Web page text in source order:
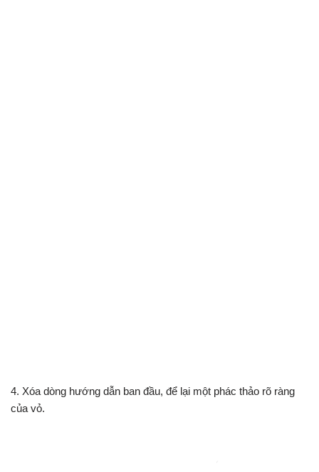
4. Xóa dòng hướng dẫn ban đầu, để lại một phác thảo rõ ràng
của vỏ.